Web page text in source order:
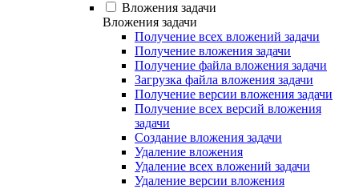
Вложения задачи
Вложения задачи
Получение всех вложений задачи
Получение вложения задачи
Получение файла вложения задачи
Загрузка файла вложения задачи
Получение версии вложения задачи
Получение всех версий вложения
задачи
Создание вложения задачи
Удаление вложения
Удаление всех вложений задачи
Удаление версии вложения